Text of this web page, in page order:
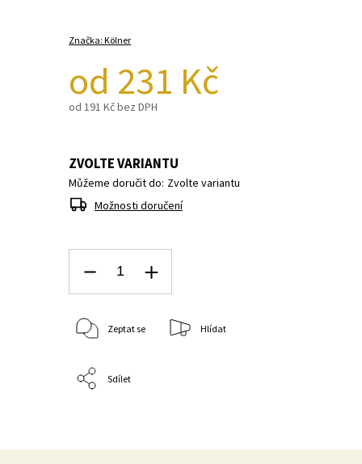
Značka: Kölner
od 231 Kč
od 191 Kčbez DPH
ZVOLTE VARIANTU
Můžeme doručit do: Zvolte variantu
Možnosti doručení
Zeptat se Hlídat
Sdílet